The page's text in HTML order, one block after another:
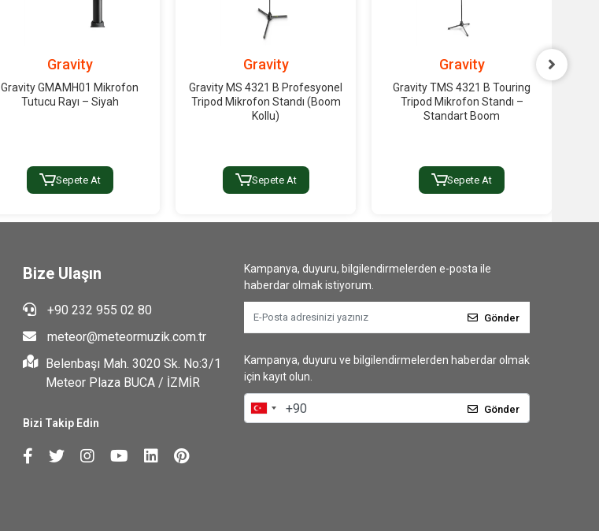
Gravity
Gravity GMAMH01 Mikrofon
Tutucu Rayı – Siyah
Sepete At
Gravity
Gravity MS 4321 B Profesyonel
Tripod Mikrofon Standı (Boom
Kollu)
Sepete At
Gravity
Gravity TMS 4321 B Touring
Tripod Mikrofon Standı –
Standart Boom
Sepete At
Bize Ulaşın
+90 232 955 02 80
meteor@meteormuzik.com.tr
Belenbaşı Mah. 3020 Sk. No:3/1
Meteor Plaza BUCA / İZMİR
Bizi Takip Edin
Kampanya, duyuru, bilgilendirmelerden e-posta ile
haberdar olmak istiyorum.
Gönder
Kampanya, duyuru ve bilgilendirmelerden haberdar olmak
için kayıt olun.
Gönder